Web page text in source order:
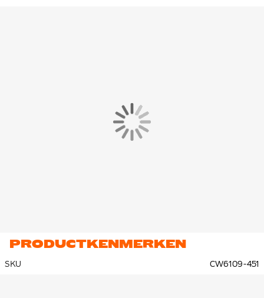
PRODUCTKENMERKEN
SKU CW6109-451